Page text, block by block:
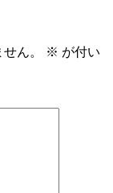
ん。 ※ が付い